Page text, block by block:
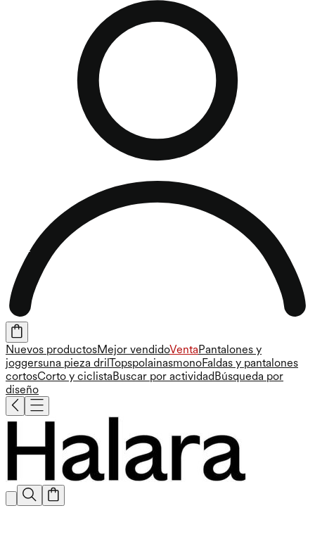
Nuevos productosMejor vendidoVenta Pantalones y
joggersuna pieza dril TopspolainasmonoFaldas y pantalones
cortosCorto y ciclista Buscar por actividad Búsqueda por
diseño